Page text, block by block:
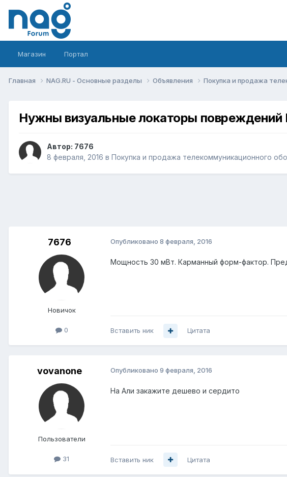
Магазин Портал
Главная NAG.RU - Основные разделы Объявления Покупка и продажа
Нужны визуальные локаторы
Автор: 7676
8 февраля, 2016 в Покупка и продажа телекоммуникационного
7676
Новичок
0
Опубликовано 8 февраля, 2016
Мощность 30 мВт. Карманный форм-фактор.
Вставить ник Цитата
vovanone
Пользователи
31
Опубликовано 9 февраля, 2016
На Али закажите дешево и сердито
Вставить ник Цитата